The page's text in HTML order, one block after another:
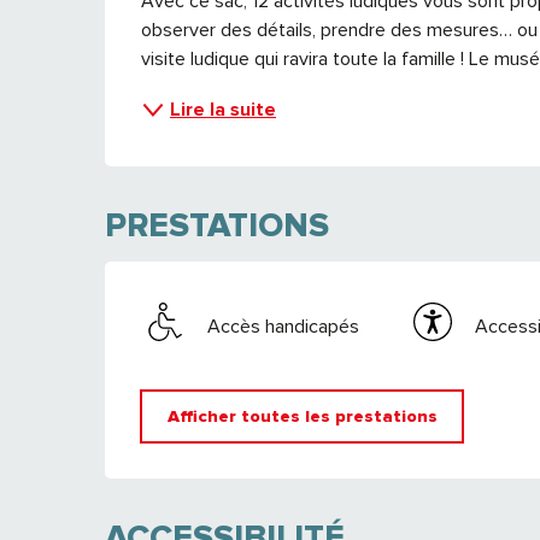
observer des détails, prendre des mesures…
visite ludique qui ravira toute la famille ! Le
Lire la suite
PRESTATIONS
Accès handicapés
Afficher toutes les prestations